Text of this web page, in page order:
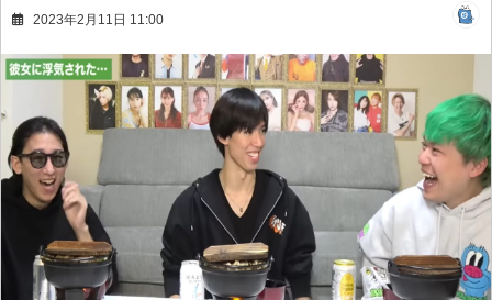
2023年2月11日 11:00